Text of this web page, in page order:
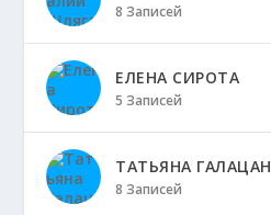
8 Записей
ЕЛЕНА СИРОТА
5 Записей
ТАТЬЯНА ГАЛАЦАН
8 Записей